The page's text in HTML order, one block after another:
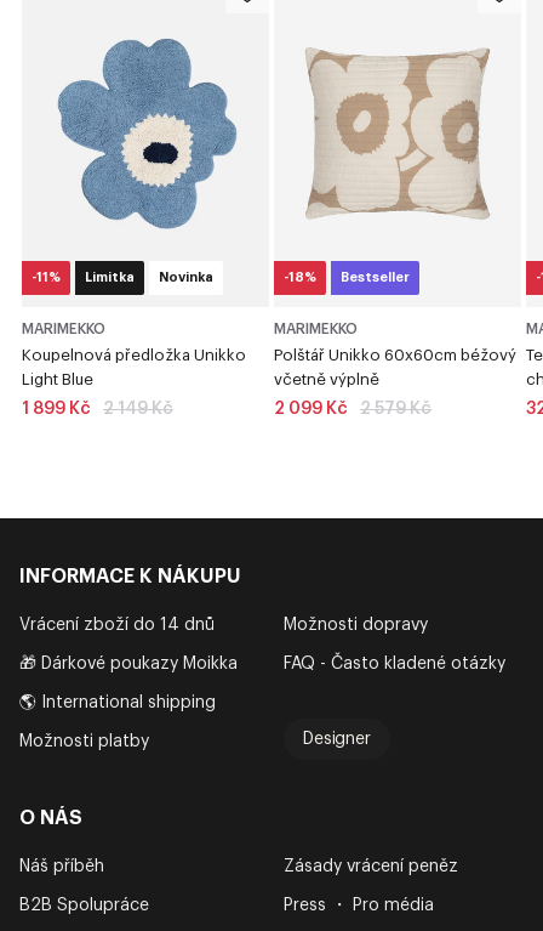
-11% Limitka Novinka
MARIMEKKO
Koupelnová předložka Unikko
Light Blue
1 899 Kč
Běžná
2 149 Kč
-18% Bestseller
MARIMEKKO
Polštář Unikko 60x60cm béžový
včetně výplně
2 099 Kč
Běžná
2 579 Kč
INFORMACE K NÁKUPU
Vrácení zboží do 14 dnů
🎁 Dárkové poukazy Moikka
🌎 International shipping
Možnosti platby
Možnosti dopravy
FAQ - Často kladené otázky
Designer
O NÁS
Náš příběh
B2B Spolupráce
Zásady vrácení peněz
Press ・ Pro média